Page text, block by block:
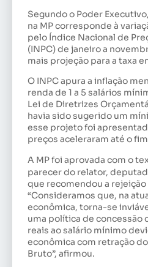
Segundo o Poder
na MP corresponde à
pelo Índice Nacional de
(INPC) de janeiro a
mais projeção para a taxa
O INPC apura a inflação
renda de 1 a 5 salários
Lei de Diretrizes
havia sido sugerido um
esse projeto foi
preços aceleraram até o
A MP foi aprovada com o
parecer do relator,
que recomendou a
“Consideramos que, na
econômica, torna-se
uma política de concessão
reais ao salário mínimo
econômica com retração do
Bruto”, afirmou.